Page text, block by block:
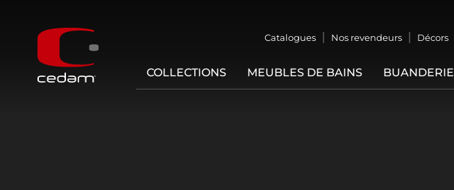
Catalogues Nos revendeurs Décors
COLLECTIONS MEUBLES DE BAINS BUANDERIE